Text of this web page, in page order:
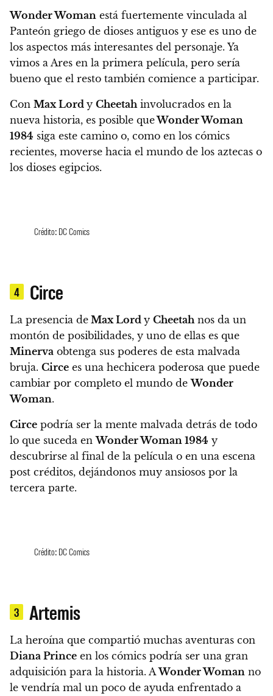
Wonder Woman está fuertemente vinculada al
Panteón griego de dioses antiguos y ese es uno de
los aspectos más interesantes del personaje. Ya
vimos a Ares en la primera película, pero sería
bueno que el resto también comience a participar.
Con Max Lord y Cheetah involucrados en la
nueva historia, es posible queWonder Woman
1984 siga este camino o, como en los cómics
recientes, moverse hacia el mundo de los aztecas o
los dioses egipcios.
Crédito: DC Comics
4 Circe
La presencia de Max Lord y Cheetah nos da un
montón de posibilidades, y uno de ellas es que
Minerva obtenga sus poderes de esta malvada
bruja. Circe es una hechicera poderosa que puede
cambiar por completo el mundo deWonder
Woman.
Circe podría ser la mente malvada detrás de todo
lo que suceda enWonder Woman 1984 y
descubrirse al final de la película o en una escena
post créditos, dejándonos muy ansiosos por la
tercera parte.
Crédito: DC Comics
3 Artemis
La heroína que compartió muchas aventuras con
Diana Prince en los cómics podría ser una gran
adquisición para la historia. AWonder Woman no
le vendría mal un poco de ayuda enfrentado a